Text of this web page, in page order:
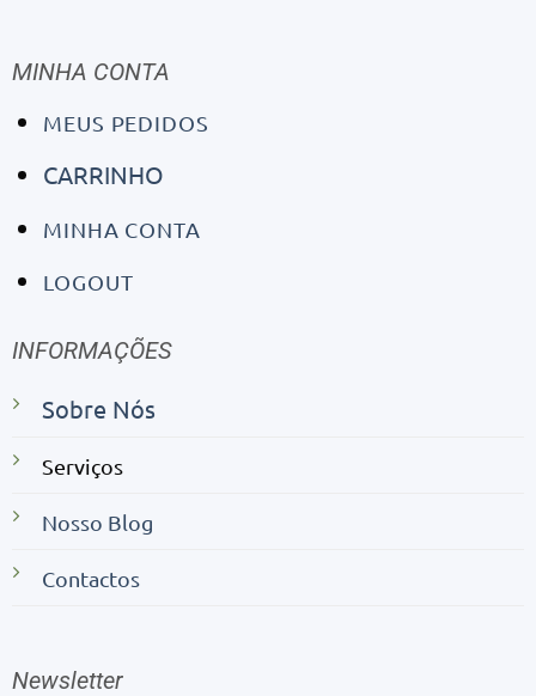
MINHA CONTA
MEUS PEDIDOS
CARRINHO
MINHA CONTA
LOGOUT
INFORMAÇÕES
Sobre Nós
Serviços
Nosso Blog
Contactos
Newsletter